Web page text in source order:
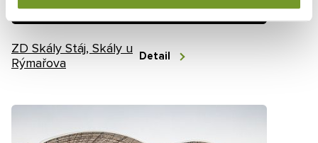
ZD Skály Stáj, Skály u
Rýmařova
Detail